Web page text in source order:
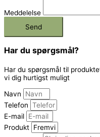
Meddelelse
Send
Har du spørgsmål?
Har du spørgsmål til
vi dig hurtigst muligt
Navn
Telefon
E-mail
Produkt